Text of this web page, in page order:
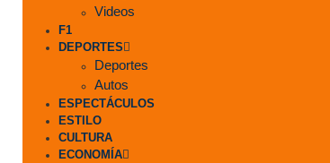
Videos
F1
DEPORTES
Deportes
Autos
ESPECTÁCULOS
ESTILO
CULTURA
ECONOMÍA